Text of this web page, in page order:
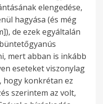
elengedése,
hagyása (és még
de ezek egyáltalán
mert abban is inkább
eseteket viszonylag
hogy konkrétan ez
szerintem az volt,